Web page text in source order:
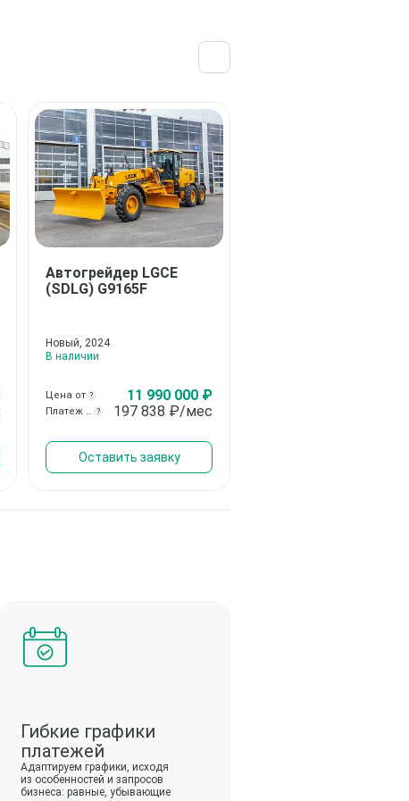
Автогрейдер LGCE
(SDLG) G9165F
Новый, 2024
В наличии
Цена от ? 11 990 000 ₽
Платеж от ? 197 838 ₽/мес
Оставить заявку
Гибкие графики
платежей
Адаптируем графики, исходя
из особенностей и запросов
бизнеса: равные, убывающие